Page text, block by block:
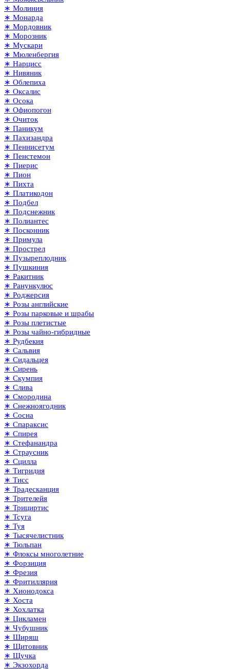
∗ Молиния
∗ Монарда
∗ Мордовник
∗ Морозник
∗ Мускари
∗ Мюленбергия
∗ Нарцисс
∗ Нивяник
∗ Облепиха
∗ Оксалис
∗ Осока
∗ Офиопогон
∗ Очиток
∗ Паникум
∗ Пахизандра
∗ Пеннисетум
∗ Пенстемон
∗ Пиерис
∗ Пион
∗ Пихта
∗ Платикодон
∗ Подбел
∗ Подснежник
∗ Полиантес
∗ Посконник
∗ Примула
∗ Прострел
∗ Пузыреплодник
∗ Пушкиния
∗ Ракитник
∗ Ранункулюс
∗ Роджерсия
∗ Розы английские
∗ Розы парковые и шрабы
∗ Розы плетистые
∗ Розы чайно-гибридные
∗ Рудбекия
∗ Сальвия
∗ Сидальцея
∗ Сирень
∗ Скумпия
∗ Слива
∗ Смородина
∗ Снежноягодник
∗ Сосна
∗ Спараксис
∗ Спирея
∗ Стефанандра
∗ Страусник
∗ Сцилла
∗ Тигридия
∗ Тисс
∗ Традесканция
∗ Трителейя
∗ Трициртис
∗ Тсуга
∗ Туя
∗ Тысячелистник
∗ Тюльпан
∗ Флоксы многолетние
∗ Форзиция
∗ Фрезия
∗ Фритиллярия
∗ Хионодокса
∗ Хоста
∗ Хохлатка
∗ Цикламен
∗ Чубушник
∗ Ширяш
∗ Щитовник
∗ Щучка
∗ Экзохорда